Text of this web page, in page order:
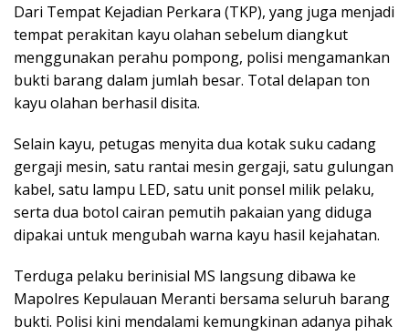
Dari Tempat Kejadian Perkara (TKP), yang juga menjadi
tempat perakitan kayu olahan sebelum diangkut
menggunakan perahu pompong, polisi mengamankan
bukti barang dalam jumlah besar. Total delapan ton
kayu olahan berhasil disita.
Selain kayu, petugas menyita dua kotak suku cadang
gergaji mesin, satu rantai mesin gergaji, satu gulungan
kabel, satu lampu LED, satu unit ponsel milik pelaku,
serta dua botol cairan pemutih pakaian yang diduga
dipakai untuk mengubah warna kayu hasil kejahatan.
Terduga pelaku berinisial MS langsung dibawa ke
Mapolres Kepulauan Meranti bersama seluruh barang
bukti. Polisi kini mendalami kemungkinan adanya pihak